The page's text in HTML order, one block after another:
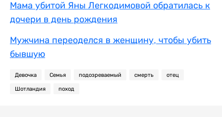
Мама убитой Яны Легкодимовой обратилась к
дочери в день рождения
Мужчина переоделся в женщину, чтобы убить
бывшую
Девочка Семья подозреваемый смерть отец
Шотландия поход